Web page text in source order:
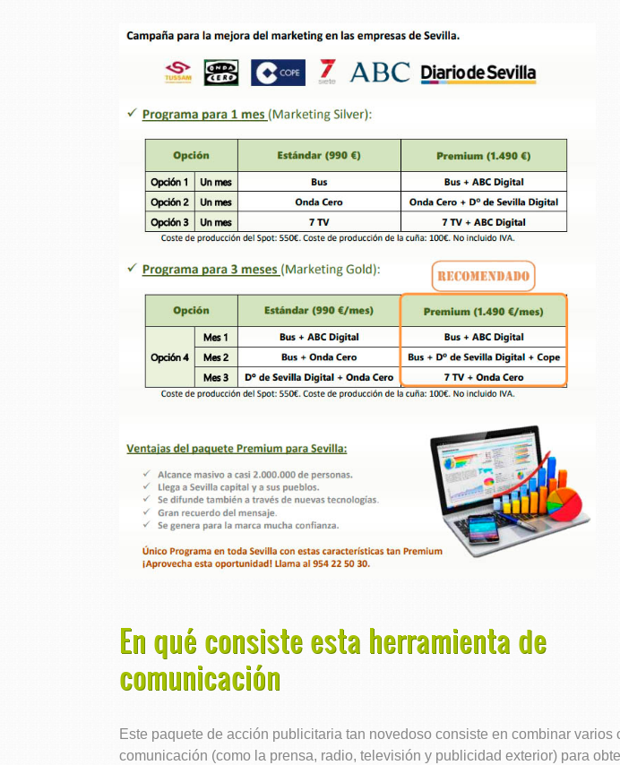
En qué consiste esta herramienta de
comunicación
Este paquete de acción publicitaria tan novedoso consiste en combinar varios
comunicación (como la prensa, radio, televisión y publicidad exterior) para